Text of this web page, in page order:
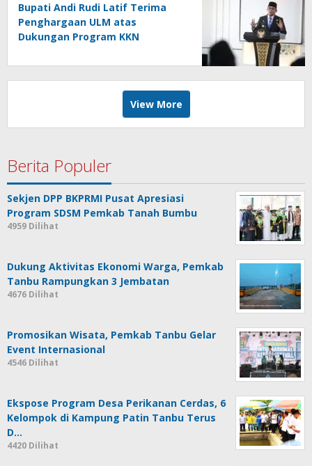
Bupati Andi Rudi Latif Terima
Penghargaan ULM atas
Dukungan Program KKN
View More
Berita Populer
Sekjen DPP BKPRMI Pusat Apresiasi
Program SDSM Pemkab Tanah Bumbu
4959 Dilihat
Dukung Aktivitas Ekonomi Warga, Pemkab
Tanbu Rampungkan 3 Jembatan
4676 Dilihat
Promosikan Wisata, Pemkab Tanbu Gelar
Event Internasional
4546 Dilihat
Ekspose Program Desa Perikanan Cerdas, 6
Kelompok di Kampung Patin Tanbu Terus
D…
4420 Dilihat